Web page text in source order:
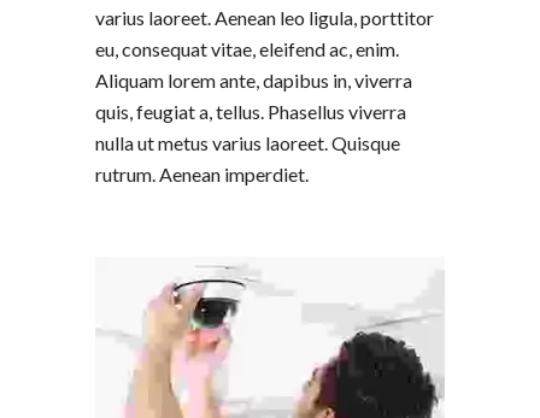
varius laoreet. Aenean leo ligula, porttitor
eu, consequat vitae, eleifend ac, enim.
Aliquam lorem ante, dapibus in, viverra
quis, feugiat a, tellus. Phasellus viverra
nulla ut metus varius laoreet. Quisque
rutrum. Aenean imperdiet.